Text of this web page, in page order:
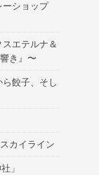
ーショップ
エテルナ＆
き』〜
餃子、そし
カイライン
」